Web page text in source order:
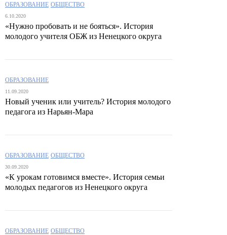
ОБРАЗОВАНИЕ ОБЩЕСТВО
6.10.2020
«Нужно пробовать и не бояться». История
молодого учителя ОБЖ из Ненецкого округа
ОБРАЗОВАНИЕ
11.09.2020
Новый ученик или учитель? История молодого
педагога из Нарьян-Мара
ОБРАЗОВАНИЕ ОБЩЕСТВО
30.09.2020
«К урокам готовимся вместе». История семьи
молодых педагогов из Ненецкого округа
ОБРАЗОВАНИЕ ОБЩЕСТВО